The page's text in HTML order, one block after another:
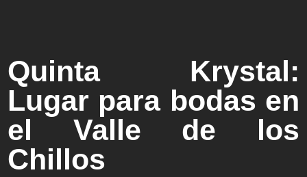
Quinta Krystal:
Lugar para bodas en
el Valle de los
Chillos